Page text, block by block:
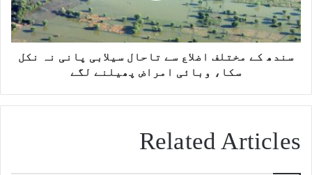
سندھ کے مختلف اضلاع سے تاحال سیلابی پانی نہ نکل
سکا، وبائی امراض پھیلنے لگے
Related Articles